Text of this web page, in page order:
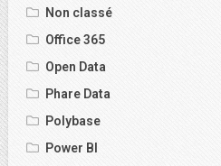
Non classé
Office 365
Open Data
Phare Data
Polybase
Power BI